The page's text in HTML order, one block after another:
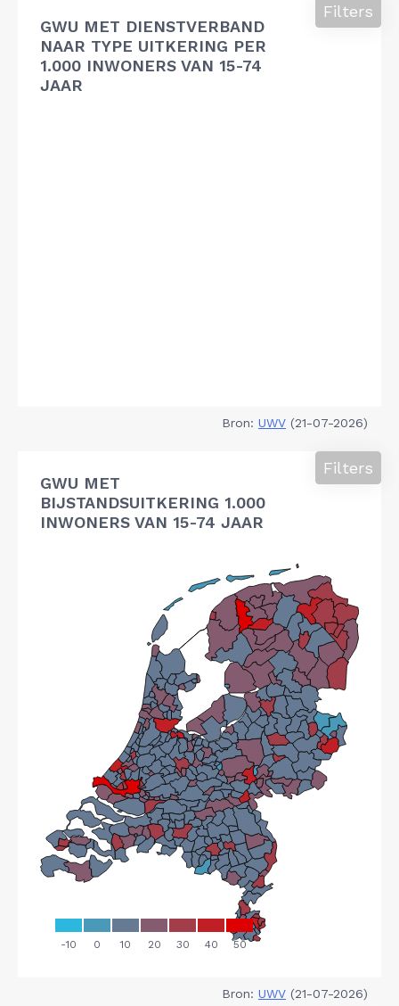
GWU MET DIENSTVERBAND
NAAR TYPE UITKERING PER
1.000 INWONERS VAN 15-74
JAAR
Filters
Bron: UWV (21-07-2026)
GWU MET
BIJSTANDSUITKERING 1.000
INWONERS VAN 15-74 JAAR
Filters
Bron: UWV (21-07-2026)